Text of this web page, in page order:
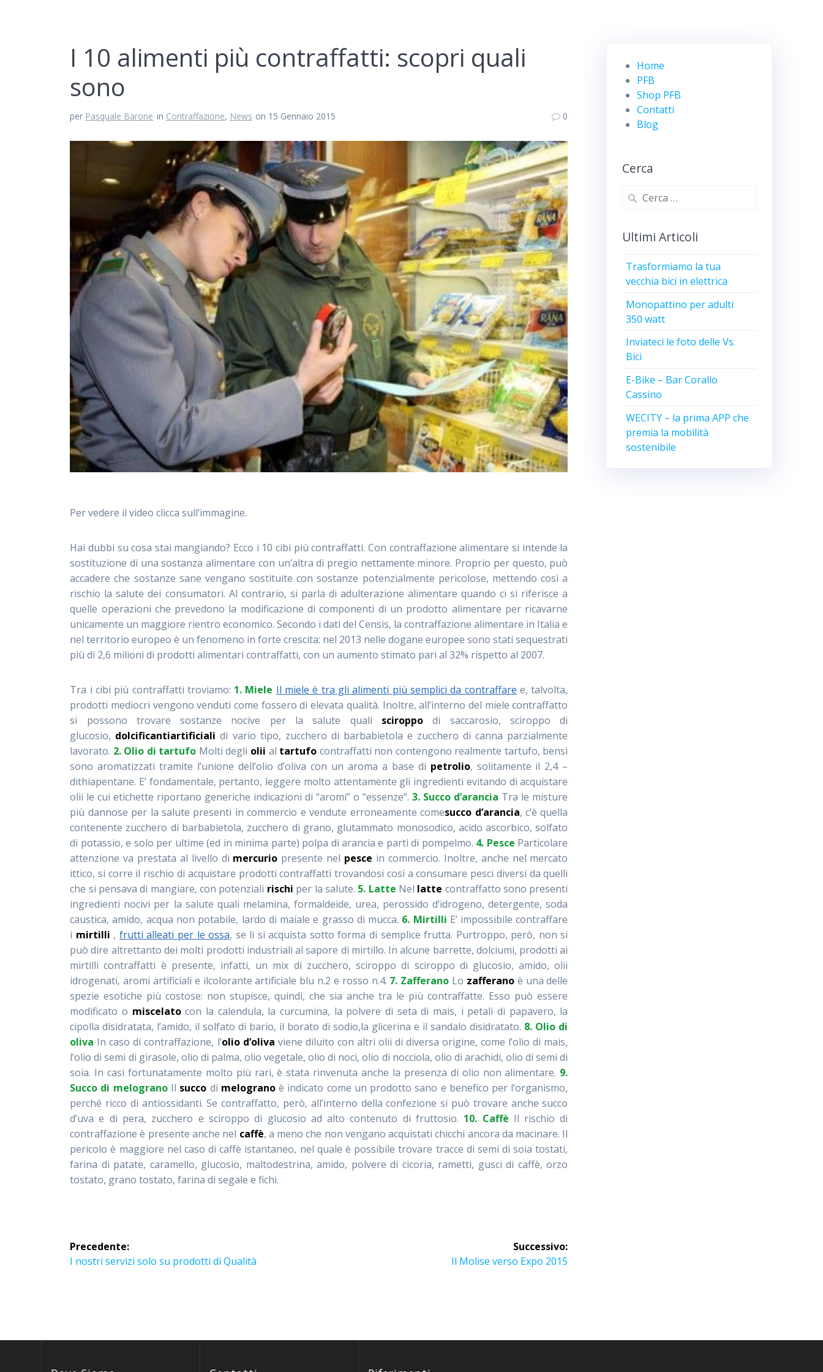
I 10 alimenti più contraffatti: scopri quali
sono
per Pasquale Barone in Contraffazione, News on 15 Gennaio 2015 0
Per vedere il video clicca sull’immagine.
Hai dubbi su cosa stai mangiando? Ecco i 10 cibi più contraffatti. Con contraffazione alimentare si intende la
sostituzione di una sostanza alimentare con un’altra di pregio nettamente minore. Proprio per questo, può
accadere che sostanze sane vengano sostituite con sostanze potenzialmente pericolose, mettendo così a
rischio la salute dei consumatori. Al contrario, si parla di adulterazione alimentare quando ci si riferisce a
quelle operazioni che prevedono la modificazione di componenti di un prodotto alimentare per ricavarne
unicamente un maggiore rientro economico. Secondo i dati del Censis, la contraffazione alimentare in Italia e
nel territorio europeo è un fenomeno in forte crescita: nel 2013 nelle dogane europee sono stati sequestrati
più di 2,6 milioni di prodotti alimentari contraffatti, con un aumento stimato pari al 32% rispetto al 2007.
Tra i cibi più contraffatti troviamo: 1. Miele Il miele è tra gli alimenti più semplici da contraffare e, talvolta,
prodotti mediocri vengono venduti come fossero di elevata qualità. Inoltre, all’interno del miele contraffatto
si possono trovare sostanze nocive per la salute quali sciroppo di saccarosio, sciroppo di
glucosio, dolcificantiartificialidi vario tipo, zucchero di barbabietola e zucchero di canna parzialmente
lavorato. 2. Olio di tartufo Molti degli olii al tartufo contraffatti non contengono realmente tartufo, bensì
sono aromatizzati tramite l’unione dell’olio d’oliva con un aroma a base di petrolio, solitamente il 2,4 –
dithiapentane. E’ fondamentale, pertanto, leggere molto attentamente gli ingredienti evitando di acquistare
olii le cui etichette riportano generiche indicazioni di “aromi” o “essenze”.3. Succo d’arancia Tra le misture
più dannose per la salute presenti in commercio e vendute erroneamente comesucco d’arancia, c’è quella
contenente zucchero di barbabietola, zucchero di grano, glutammato monosodico, acido ascorbico, solfato
di potassio, e solo per ultime (ed in minima parte) polpa di arancia e parti di pompelmo. 4. Pesce Particolare
attenzione va prestata al livello di mercurio presente nel pesce in commercio. Inoltre, anche nel mercato
ittico, si corre il rischio di acquistare prodotti contraffatti trovandosi così a consumare pesci diversi da quelli
che si pensava di mangiare, con potenziali rischi per la salute. 5. Latte Nel latte contraffatto sono presenti
ingredienti nocivi per la salute quali melamina, formaldeide, urea, perossido d’idrogeno, detergente, soda
caustica, amido, acqua non potabile, lardo di maiale e grasso di mucca. 6. Mirtilli E’ impossibile contraffare
i mirtilli , frutti alleati per le ossa, se li si acquista sotto forma di semplice frutta. Purtroppo, però, non si
può dire altrettanto dei molti prodotti industriali al sapore di mirtillo. In alcune barrette, dolciumi, prodotti ai
mirtilli contraffatti è presente, infatti, un mix di zucchero, sciroppo di sciroppo di glucosio, amido, olii
idrogenati, aromi artificiali e ilcolorante artificiale blu n.2 e rosso n.4. 7. Zafferano Lo zafferanoè una delle
spezie esotiche più costose: non stupisce, quindi, che sia anche tra le più contraffatte. Esso può essere
modificato o miscelatocon la calendula, la curcumina, la polvere di seta di mais, i petali di papavero, la
cipolla disidratata, l’amido, il solfato di bario, il borato di sodio,la glicerina e il sandalo disidratato. 8. Olio di
oliva In caso di contraffazione, l’olio d’oliva viene diluito con altri olii di diversa origine, come l’olio di mais,
l’olio di semi di girasole, olio di palma, olio vegetale, olio di noci, olio di nocciola, olio di arachidi, olio di semi di
soia. In casi fortunatamente molto più rari, è stata rinvenuta anche la presenza di olio non alimentare. 9.
Succo di melogranoIl succo di melogranoè indicato come un prodotto sano e benefico per l’organismo,
perché ricco di antiossidanti. Se contraffatto, però, all’interno della confezione si può trovare anche succo
d’uva e di pera, zucchero e sciroppo di glucosio ad alto contenuto di fruttosio. 10. Caffè Il rischio di
contraffazione è presente anche nel caffè, a meno che non vengano acquistati chicchi ancora da macinare. Il
pericolo è maggiore nel caso di caffè istantaneo, nel quale è possibile trovare tracce di semi di soia tostati,
farina di patate, caramello, glucosio, maltodestrina, amido, polvere di cicoria, rametti, gusci di caffè, orzo
tostato, grano tostato, farina di segale e fichi.
Navigazione
articoli
Precedente:
Articolo
I nostri servizi solo su prodotti di Qualità
Successivo:
Articolo
Il Molise verso Expo 2015
Home
PFB
Shop PFB
Contatti
Blog
Cerca
Ricerca
Ultimi Articoli
Trasformiamo la tua
vecchia bici in elettrica
Monopattino per adulti
350 watt
Inviateci le foto delle Vs.
Bici
E-Bike – Bar Corallo
Cassino
WECITY – la prima APP che
premia la mobilità
sostenibile